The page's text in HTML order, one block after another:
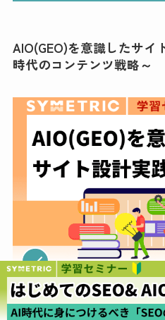
AIO(GEO)を意識したサイ
時代のコンテンツ戦略～
08月17日 (月)